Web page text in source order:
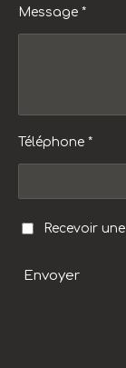
Message *
Téléphone *
Recevoir
Envoyer